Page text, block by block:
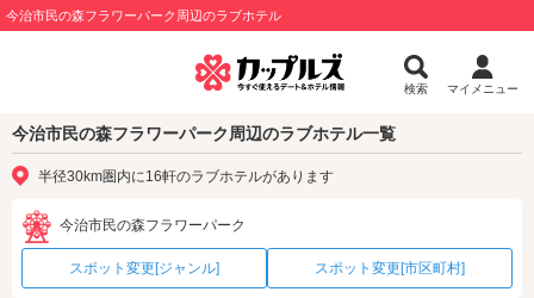
今治市民の森フラワーパーク周辺のラブホテル
検索 マイメニュー
今治市民の森フラワーパーク周辺のラブホテル一覧
半径30km圏内に16軒のラブホテルがあります
今治市民の森フラワーパーク
スポット変更[ジャンル] スポット変更[市区町村]